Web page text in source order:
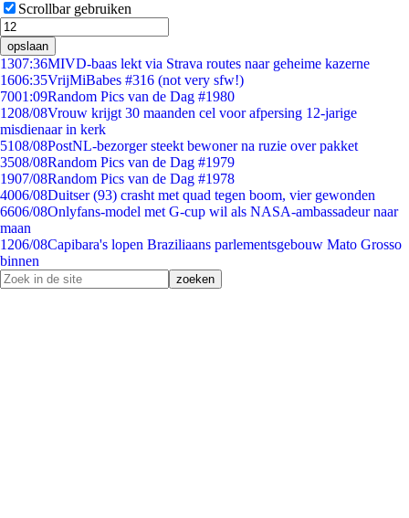
Scrollbar gebruiken
opslaan
1307:36MIVD-baas lekt via Strava routes naar geheime kazerne
1606:35VrijMiBabes #316 (not very sfw!)
7001:09Random Pics van de Dag #1980
1208/08Vrouw krijgt 30 maanden cel voor afpersing 12-jarige
misdienaar in kerk
5108/08PostNL-bezorger steekt bewoner na ruzie over pakket
3508/08Random Pics van de Dag #1979
1907/08Random Pics van de Dag #1978
4006/08Duitser (93) crasht met quad tegen boom, vier gewonden
6606/08Onlyfans-model met G-cup wil als NASA-ambassadeur naar
maan
1206/08Capibara's lopen Braziliaans parlementsgebouw Mato Grosso
binnen